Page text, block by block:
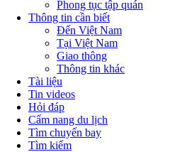
Phong tục tập quán
Thông tin cần biết
Đến Việt Nam
Tại Việt Nam
Giao thông
Thông tin khác
Tài liệu
Tin videos
Hỏi đáp
Cẩm nang du lịch
Tìm chuyến bay
Tìm kiếm